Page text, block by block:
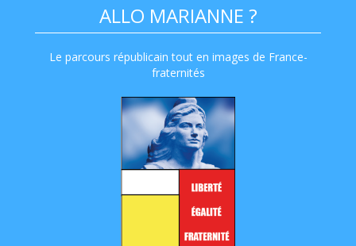
ALLO MARIANNE ?
Le parcours républicain tout en images de France-
fraternités